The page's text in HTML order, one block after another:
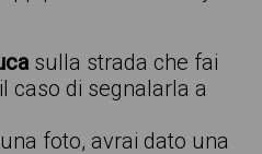
sulla strada che fai
caso di segnalarla a
foto, avrai dato una